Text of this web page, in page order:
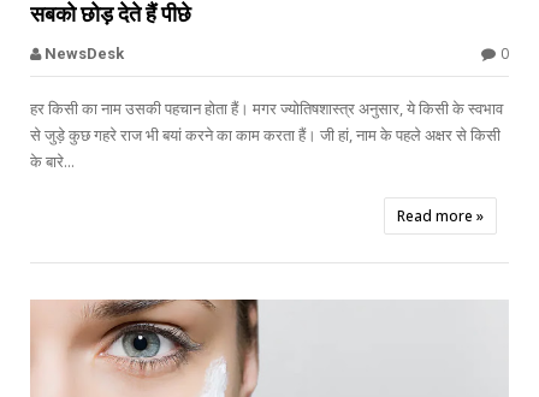
सबको छोड़ देते हैं पीछे
NewsDesk 0
हर किसी का नाम उसकी पहचान होता हैं। मगर ज्योतिषशास्त्र अनुसार, ये किसी के स्वभाव
से जुड़े कुछ गहरे राज भी बयां करने का काम करता हैं। जी हां, नाम के पहले अक्षर से किसी
के बारे...
Read more »
Offbeat